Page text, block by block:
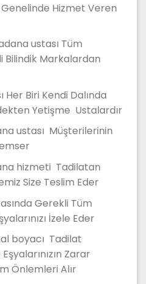
Hizmet Veren
ustası Tüm
Markalardan
Her Biri Kendi Dalında
Yetişme Ustalardır
ustası Müşterilerinin
hizmeti Tadilatan
Size Teslim Eder
Gerekli Tüm
İzele Eder
boyacı Tadilat
Zarar
Önlemleri Alır